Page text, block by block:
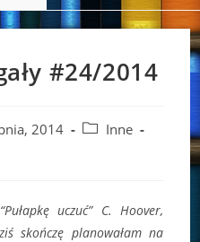
#24/2014
2014
PostInne
uczuć” C. Hoover,
skończę planowałam na